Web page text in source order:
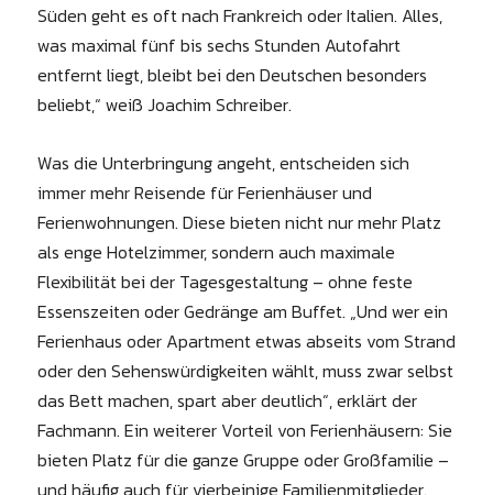
Süden geht es oft nach Frankreich oder Italien. Alles,
was maximal fünf bis sechs Stunden Autofahrt
entfernt liegt, bleibt bei den Deutschen besonders
beliebt,“ weiß Joachim Schreiber.
Was die Unterbringung angeht, entscheiden sich
immer mehr Reisende für Ferienhäuser und
Ferienwohnungen. Diese bieten nicht nur mehr Platz
als enge Hotelzimmer, sondern auch maximale
Flexibilität bei der Tagesgestaltung – ohne feste
Essenszeiten oder Gedränge am Buffet. „Und wer ein
Ferienhaus oder Apartment etwas abseits vom Strand
oder den Sehenswürdigkeiten wählt, muss zwar selbst
das Bett machen, spart aber deutlich“, erklärt der
Fachmann. Ein weiterer Vorteil von Ferienhäusern: Sie
bieten Platz für die ganze Gruppe oder Großfamilie –
und häufig auch für vierbeinige Familienmitglieder.